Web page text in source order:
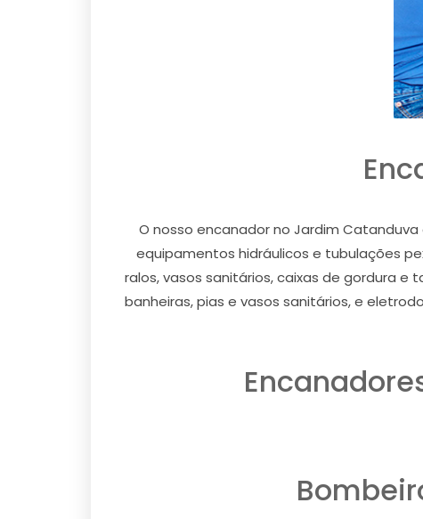
O nosso encanador no Jardim
equipamentos hidráulicos e tubulações
ralos, vasos sanitários, caixas de gordura
banheiras, pias e vasos sanitários, e